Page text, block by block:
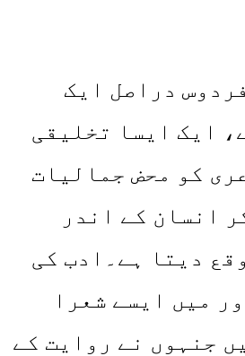
دراصل ایک
ایک ایسا تخلیقی
کو محض جمالیات
انسان کے اندر
دیتا ہے۔ادب کی
میں ایسے شعرا
جنہوں نے روایت کے